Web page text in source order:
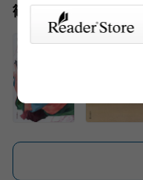
篠 綾子